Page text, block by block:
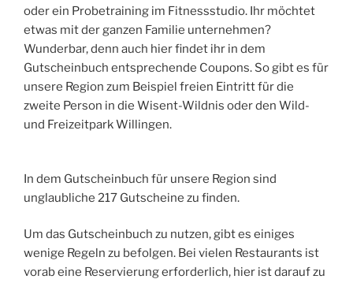
oder ein Probetraining im Fitnessstudio. Ihr möchtet
etwas mit der ganzen Familie unternehmen?
Wunderbar, denn auch hier findet ihr in dem
Gutscheinbuch entsprechende Coupons. So gibt es für
unsere Region zum Beispiel freien Eintritt für die
zweite Person in die Wisent-Wildnis oder den Wild-
und Freizeitpark Willingen.
In dem Gutscheinbuch für unsere Region sind
unglaubliche 217 Gutscheine zu finden.
Um das Gutscheinbuch zu nutzen, gibt es einiges
wenige Regeln zu befolgen. Bei vielen Restaurants ist
vorab eine Reservierung erforderlich, hier ist darauf zu